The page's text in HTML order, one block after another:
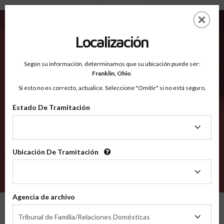
Richland IL - Condados Reconocidos
EN
Condados Reconocidos
2600
Localización
Según su información, determinamos que su ubicación puede ser:
Franklin, Ohio.
Si esto no es correcto, actualice. Seleccione "Omitir" si no está seguro.
Estado De Tramitación
Tramitación
Ubicación De Tramitación
Tramitación
Agencia de archivo
Tribunal de Familia/Relaciones Domésticas
de